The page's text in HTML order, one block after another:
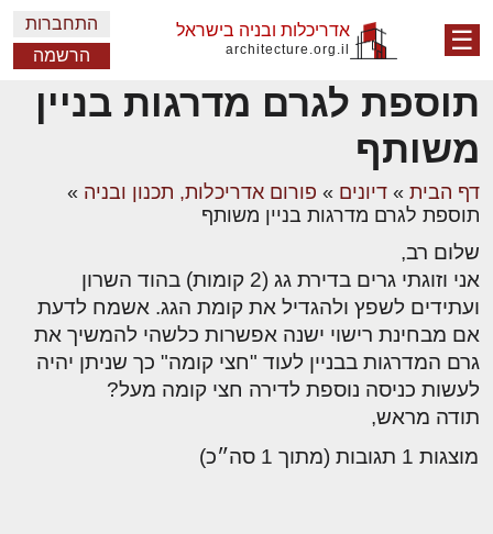
☰ אדריכלות ובניה בישראל
architecture.org.il
התחברות
הרשמה
תוספת לגרם מדרגות בניין
משותף
דף הבית » דיונים » פורום אדריכלות, תכנון ובניה »
תוספת לגרם מדרגות בניין משותף
שלום רב,
אני וזוגתי גרים בדירת גג (2 קומות) בהוד השרון
ועתידים לשפץ ולהגדיל את קומת הגג. אשמח לדעת
אם מבחינת רישוי ישנה אפשרות כלשהי להמשיך את
גרם המדרגות בבניין לעוד "חצי קומה" כך שניתן יהיה
לעשות כניסה נוספת לדירה חצי קומה מעל?
תודה מראש,
מוצגות 1 תגובות (מתוך 1 סה״כ)